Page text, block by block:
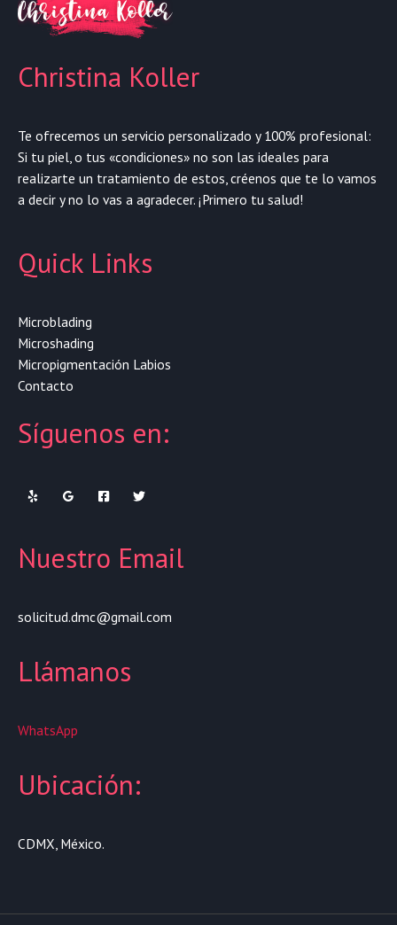
Christina Koller
Te ofrecemos un servicio personalizado y 100% profesional:
Si tu piel, o tus «condiciones» no son las ideales para
realizarte un tratamiento de estos, créenos que te lo vamos
a decir y no lo vas a agradecer. ¡Primero tu salud!
Quick Links
Microblading
Microshading
Micropigmentación Labios
Contacto
Síguenos en:
Nuestro Email
solicitud.dmc@gmail.com
Llámanos
WhatsApp
Ubicación:
CDMX, México.